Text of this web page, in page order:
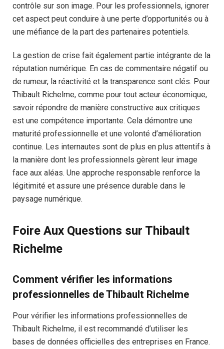
contrôle sur son image. Pour les professionnels, ignorer
cet aspect peut conduire à une perte d’opportunités ou à
une méfiance de la part des partenaires potentiels.
La gestion de crise fait également partie intégrante de la
réputation numérique. En cas de commentaire négatif ou
de rumeur, la réactivité et la transparence sont clés. Pour
Thibault Richelme, comme pour tout acteur économique,
savoir répondre de manière constructive aux critiques
est une compétence importante. Cela démontre une
maturité professionnelle et une volonté d’amélioration
continue. Les internautes sont de plus en plus attentifs à
la manière dont les professionnels gèrent leur image
face aux aléas. Une approche responsable renforce la
légitimité et assure une présence durable dans le
paysage numérique.
Foire Aux Questions sur Thibault
Richelme
Comment vérifier les informations
professionnelles de Thibault Richelme
Pour vérifier les informations professionnelles de
Thibault Richelme, il est recommandé d’utiliser les
bases de données officielles des entreprises en France.